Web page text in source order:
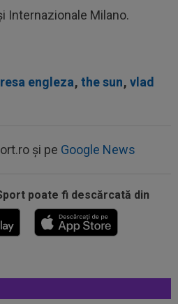
Internazionale Milano.
engleza, the sun, vlad
și pe Google News
poate fi descărcată din
de euro pentru
o clar lui Daniel